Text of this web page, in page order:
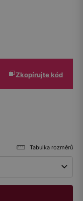
Zkopírujte kód
Tabulka rozměrů